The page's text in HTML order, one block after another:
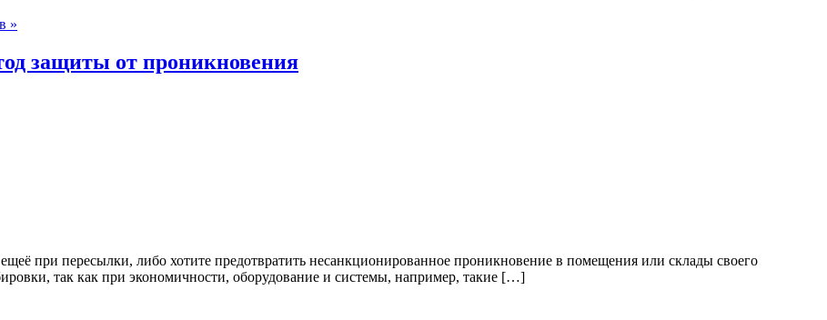
»
защиты от проникновения
при пересылки, либо хотите предотвратить несанкционированное проникновение в помещения или склады своего
так как при экономичности, оборудование и системы, например, такие […]